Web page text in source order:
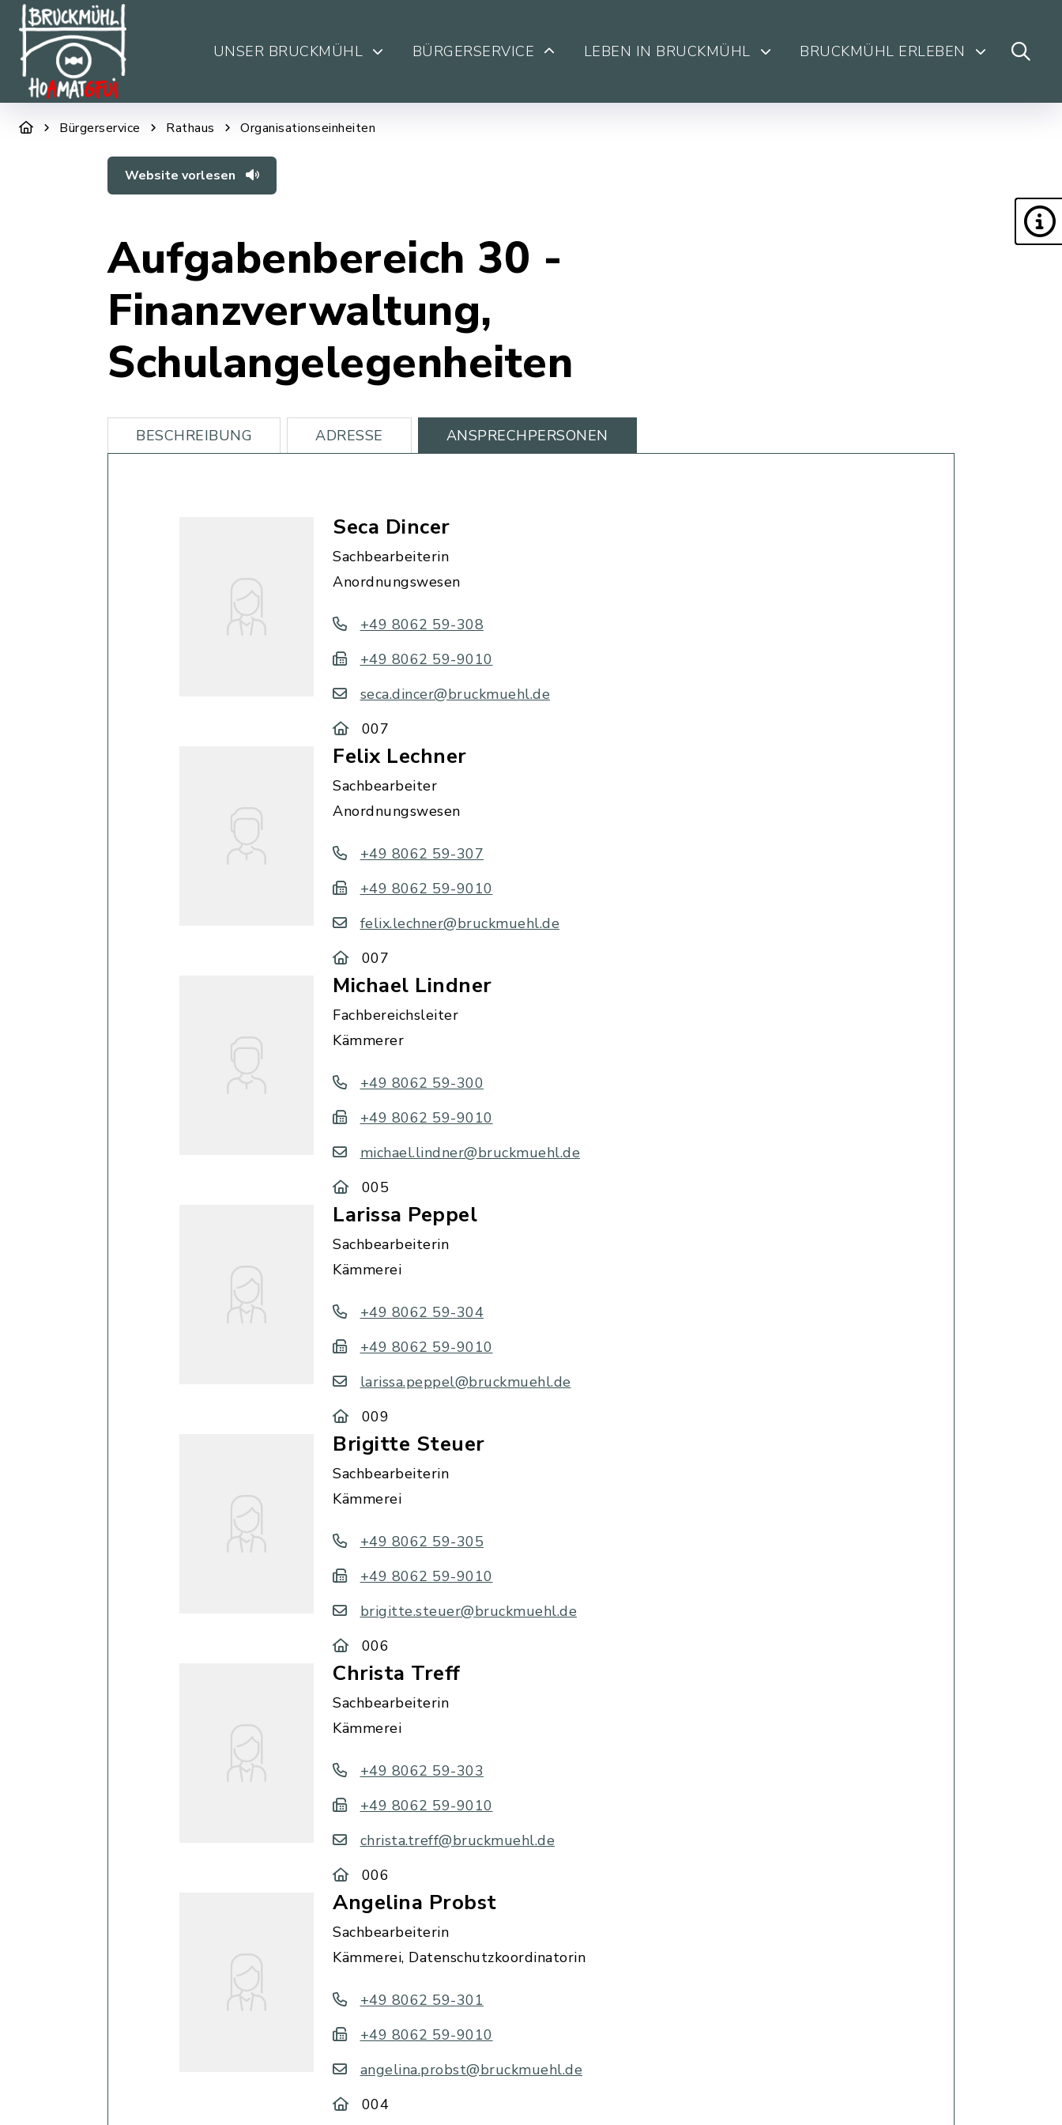
UNSER BRUCKMÜHL BÜRGERSERVICE LEBEN IN BRUCKMÜHL BRUCKMÜHL ERLEBEN
Bürgerservice Rathaus Organisationseinheiten
Website vorlesen
Aufgabenbereich 30 -
Finanzverwaltung,
Schulangelegenheiten
BESCHREIBUNG ADRESSE ANSPRECHPERSONEN
Seca Dincer
Sachbearbeiterin
Anordnungswesen
+49 8062 59-308
+49 8062 59-9010
seca.dincer@bruckmuehl.de
007
Felix Lechner
Sachbearbeiter
Anordnungswesen
+49 8062 59-307
+49 8062 59-9010
felix.lechner@bruckmuehl.de
007
Michael Lindner
Fachbereichsleiter
Kämmerer
+49 8062 59-300
+49 8062 59-9010
michael.lindner@bruckmuehl.de
005
Larissa Peppel
Sachbearbeiterin
Kämmerei
+49 8062 59-304
+49 8062 59-9010
larissa.peppel@bruckmuehl.de
009
Brigitte Steuer
Sachbearbeiterin
Kämmerei
+49 8062 59-305
+49 8062 59-9010
brigitte.steuer@bruckmuehl.de
006
Christa Treff
Sachbearbeiterin
Kämmerei
+49 8062 59-303
+49 8062 59-9010
christa.treff@bruckmuehl.de
006
Angelina Probst
Sachbearbeiterin
Kämmerei, Datenschutzkoordinatorin
+49 8062 59-301
+49 8062 59-9010
angelina.probst@bruckmuehl.de
004